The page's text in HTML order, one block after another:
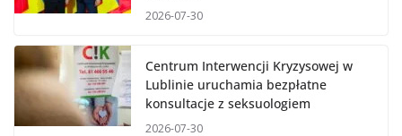
2026-07-30
Centrum Interwencji Kryzysowej w
Lublinie uruchamia bezpłatne
konsultacje z seksuologiem
2026-07-30